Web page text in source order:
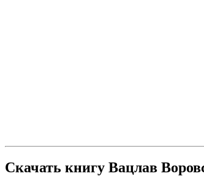
Скачать книгу Вацлав